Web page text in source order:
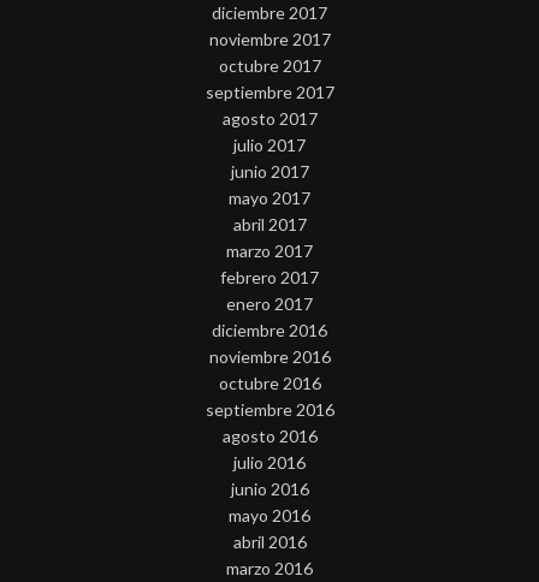
diciembre 2017
noviembre 2017
octubre 2017
septiembre 2017
agosto 2017
julio 2017
junio 2017
mayo 2017
abril 2017
marzo 2017
febrero 2017
enero 2017
diciembre 2016
noviembre 2016
octubre 2016
septiembre 2016
agosto 2016
julio 2016
junio 2016
mayo 2016
abril 2016
marzo 2016